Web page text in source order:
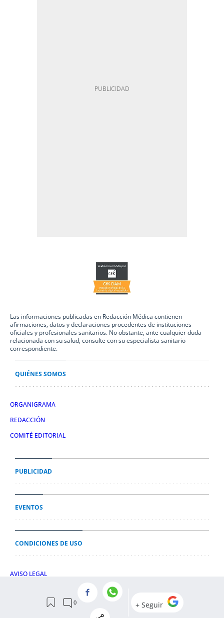
Las informaciones publicadas en Redacción Médica contienen
afirmaciones, datos y declaraciones procedentes de instituciones
oficiales y profesionales sanitarios. No obstante, ante cualquier duda
relacionada con su salud, consulte con su especialista sanitario
correspondiente.
QUIÉNES SOMOS
ORGANIGRAMA
REDACCIÓN
COMITÉ EDITORIAL
PUBLICIDAD
EVENTOS
CONDICIONES DE USO
AVISO LEGAL
POLÍTICA DE COOKIES